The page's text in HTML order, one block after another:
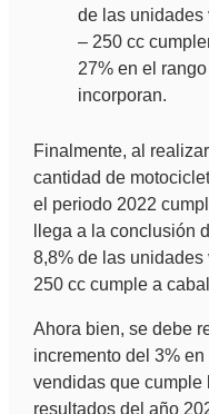
de las unidades
– 250 cc
27% en el
incorporan.
Finalmente, al
cantidad de
el periodo 2022
llega a la conclusión
8,8% de las
250 cc cumple a
Ahora bien, se debe
incremento del 3%
vendidas que cumple
resultados del año